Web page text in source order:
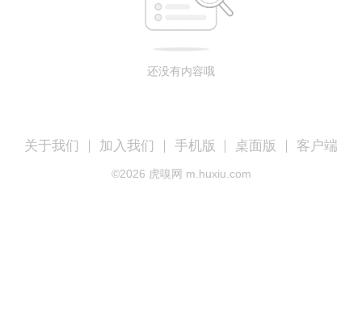
还没有内容哦
关于我们 加入我们 手机版 桌面版 客户端
©2026 虎嗅网 m.huxiu.com